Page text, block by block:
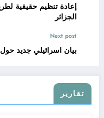
إعادة تنظيم حقيقية
الجزائر
Next post
بيان اسرائيلي جديد حول
تقارير